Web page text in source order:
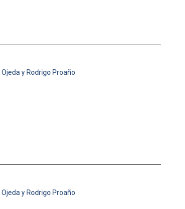
y Rodrigo Proaño
y Rodrigo Proaño